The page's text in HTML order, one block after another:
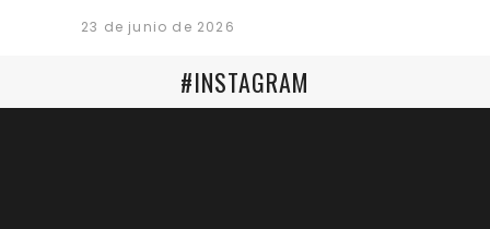
23 de junio de 2026
#INSTAGRAM